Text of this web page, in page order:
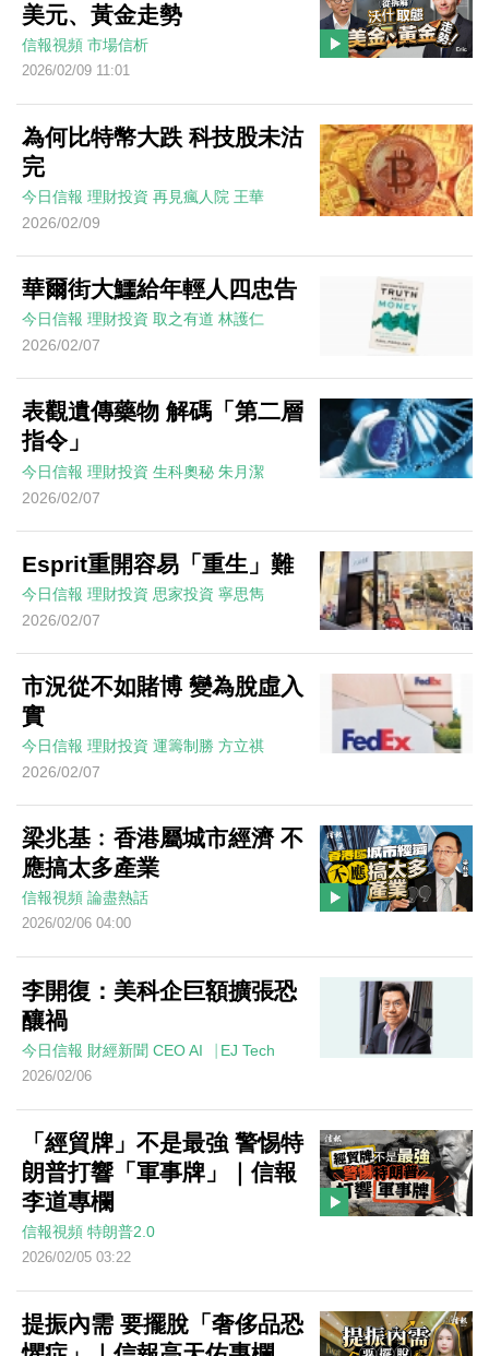
美元、黃金走勢
信報視頻 市場信析
2026/02/09 11:01
為何比特幣大跌 科技股未沽
完
今日信報 理財投資 再見瘋人院 王華
2026/02/09
華爾街大鱷給年輕人四忠告
今日信報 理財投資 取之有道 林護仁
2026/02/07
表觀遺傳藥物 解碼「第二層
指令」
今日信報 理財投資 生科奧秘 朱月潔
2026/02/07
Esprit重開容易「重生」難
今日信報 理財投資 思家投資 寧思雋
2026/02/07
市況從不如賭博 變為脫虛入
實
今日信報 理財投資 運籌制勝 方立祺
2026/02/07
梁兆基﹕香港屬城市經濟 不
應搞太多產業
信報視頻 論盡熱話
2026/02/06 04:00
李開復：美科企巨額擴張恐
釀禍
今日信報 財經新聞 CEO AI⎹ EJ Tech
2026/02/06
「經貿牌」不是最強 警惕特
朗普打響「軍事牌」｜信報
李道專欄
信報視頻 特朗普2.0
2026/02/05 03:22
提振內需 要擺脫「奢侈品恐